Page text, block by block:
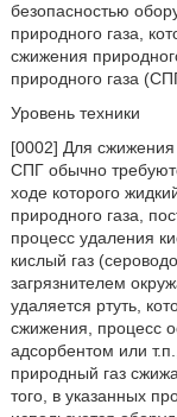
безопасностью
природного газа,
сжижения
природного газа
Уровень техники
[0002] Для сжижения
СПГ обычно
ходе которого
природного газа,
процесс удаления
кислый газ
загрязнителем
удаляется ртуть,
сжижения, процесс
адсорбентом или
природный газ
того, в указанных